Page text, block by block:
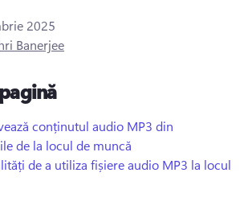
vă
2025
Banerjee
conținutul audio MP3 din
de la locul de muncă
de a utiliza fișiere audio MP3 la locul